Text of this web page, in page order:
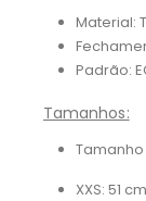
Material:
Padrão:
Tamanhos:
XXS: 51